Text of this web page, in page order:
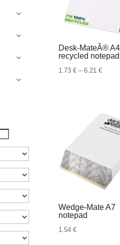
Desk-MateÂ® A4
recycled notepad
1.73 € – 6.21 €Raspon
do
6.21 €
Wedge-Mate A7
notepad
1.54 €